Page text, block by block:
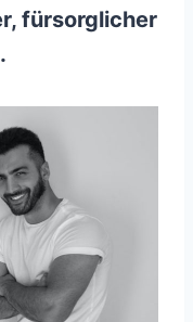
fürsorglicher